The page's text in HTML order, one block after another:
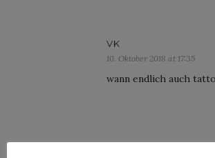
VK
10. Oktober 2018 at 17:35
wann endlich auch